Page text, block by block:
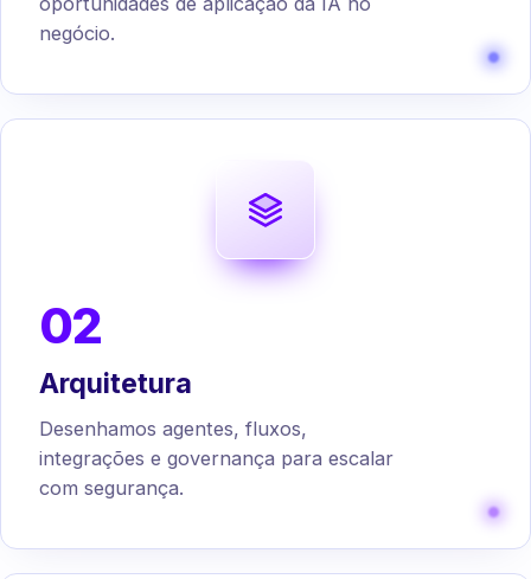
negócio.
02
Arquitetura
Desenhamos agentes, fluxos,
integrações e governança para escalar
com segurança.